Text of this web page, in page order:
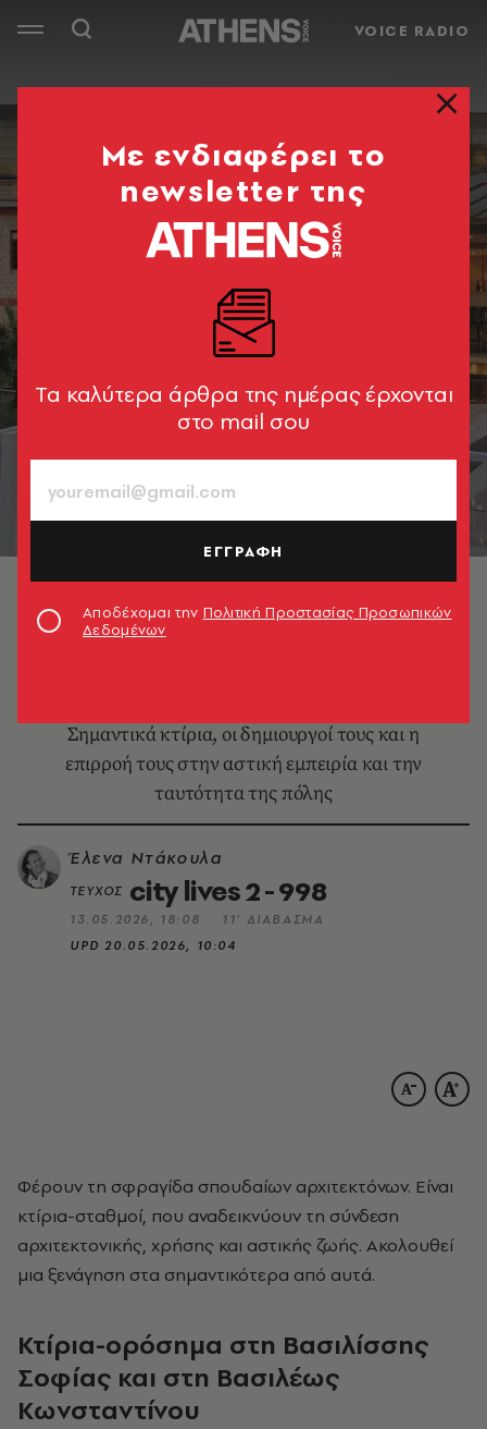
VOICE RADIO
Μουσείο Ακρόπολης
Σημαντικά κτίρια, οι δημιουργοί τους και η
επιρροή τους στην αστική εμπειρία και την
ταυτότητα της πόλης
Έλενα Ντάκουλα
ΤΕΥΧΟΣ city lives 2 - 998
13.05.2026, 18:08
11’ ΔΙΑΒΑΣΜΑ
UPD20.05.2026, 10:04
Φέρουν τη σφραγίδα σπουδαίων αρχιτεκτόνων. Είναι
κτίρια-σταθμοί, που αναδεικνύουν τη σύνδεση
αρχιτεκτονικής, χρήσης και αστικής ζωής. Ακολουθεί
μια ξενάγηση στα σημαντικότερα από αυτά.
Κτίρια-ορόσημα στη Βασιλίσσης
Σοφίας και στη Βασιλέως
Κωνσταντίνου
Mε ενδιαφέρει το
newsletter της
Tα καλύτερα άρθρα της ημέρας έρχονται
στο mail σου
ΕΓΓΡΑΦΗ
Αποδέχομαι την Πολιτική Προστασίας Προσωπικών
Δεδομένων